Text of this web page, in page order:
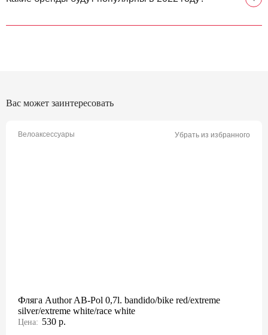
Вас может заинтересовать
Велоаксессуары Убрать из избранного
Фляга Author AB-Pol 0,7l. bandido/bike red/extreme
silver/extreme white/race white
Цена: 530 р.